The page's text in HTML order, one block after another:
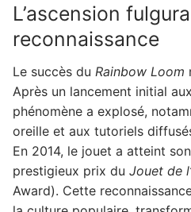
L’ascension
reconnaissance
Le succès du Rainbow Loom
Après un lancement initial
phénomène a explosé,
oreille et aux tutoriels
En 2014, le jouet a atteint
prestigieux prix du Jouet de
Award). Cette